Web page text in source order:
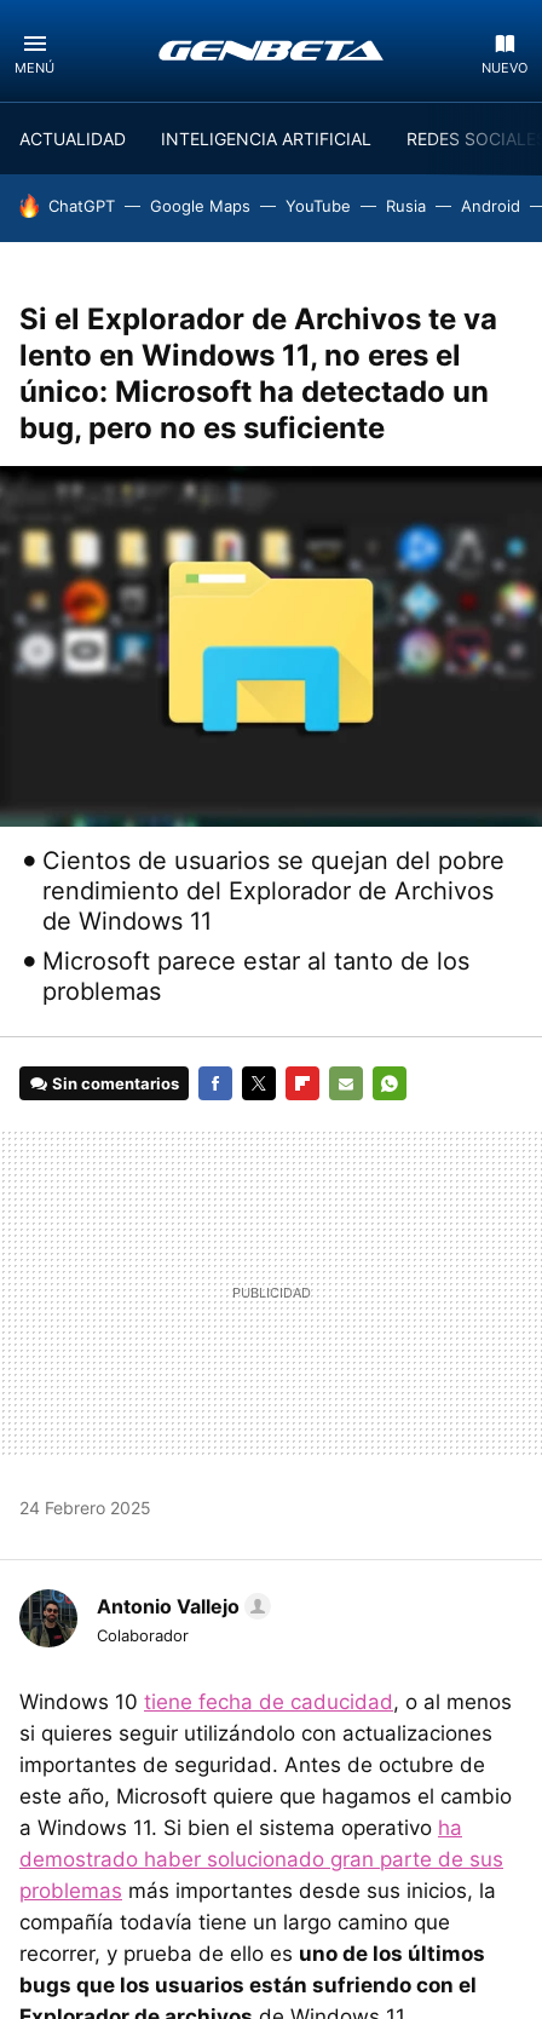
MENÚ NUEVO
ACTUALIDAD INTELIGENCIA ARTIFICIAL REDES
HOY SE HABLA DE
ChatGPT Google Maps YouTube Rusia Android
Si el Explorador de Archivos te va
lento en Windows 11, no eres el
único: Microsoft ha detectado un
bug, pero no es suficiente
Cientos de usuarios se quejan del pobre
rendimiento del Explorador de Archivos
de Windows 11
Microsoft parece estar al tanto de los
problemas
Sin comentarios
MAIL
24 Febrero 2025
Antonio Vallejo
Colaborador
Windows 10 tiene fecha de caducidad, o al menos
si quieres seguir utilizándolo con actualizaciones
importantes de seguridad. Antes de octubre de
este año, Microsoft quiere que hagamos el cambio
a Windows 11. Si bien el sistema operativo ha
demostrado haber solucionado gran parte de sus
problemas más importantes desde sus inicios, la
compañía todavía tiene un largo camino que
recorrer, y prueba de ello es uno de los últimos
bugs que los usuarios están sufriendo con el